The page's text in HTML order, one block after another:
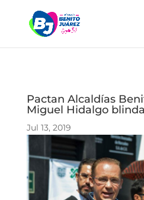
Pactan Alcaldías
Miguel Hidalgo
Jul 13, 2019